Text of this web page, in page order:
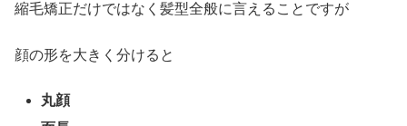
縮毛矯正だけではなく髪型全般に言えることですが
顔の形を大きく分けると
丸顔